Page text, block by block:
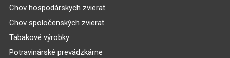
Chov hospodárskych zvierat
Chov spoločenských zvierat
Tabakové výrobky
Potravinárské prevádzkárne